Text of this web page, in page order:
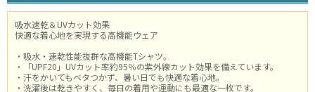
吸水速乾＆UVカット効果
快適な着心地を実現する高機能ウェア
・吸水・速乾性能抜群な高機能Tシャツ。
・「UPF20」UVカット率約95％の紫外線カット効果を備えています。
・汗をかいてもベタつかず、暑い日でも快適な着心地。
・洗濯後は乾きやすく、毎日の着用や運動にも最適な一枚です。